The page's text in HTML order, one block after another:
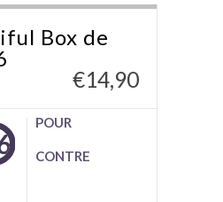
Box de
€14,90
POUR
CONTRE